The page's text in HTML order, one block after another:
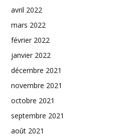
avril 2022
mars 2022
février 2022
janvier 2022
décembre 2021
novembre 2021
octobre 2021
septembre 2021
août 2021